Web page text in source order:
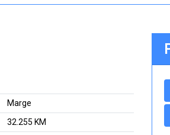
Marge
32.255 KM